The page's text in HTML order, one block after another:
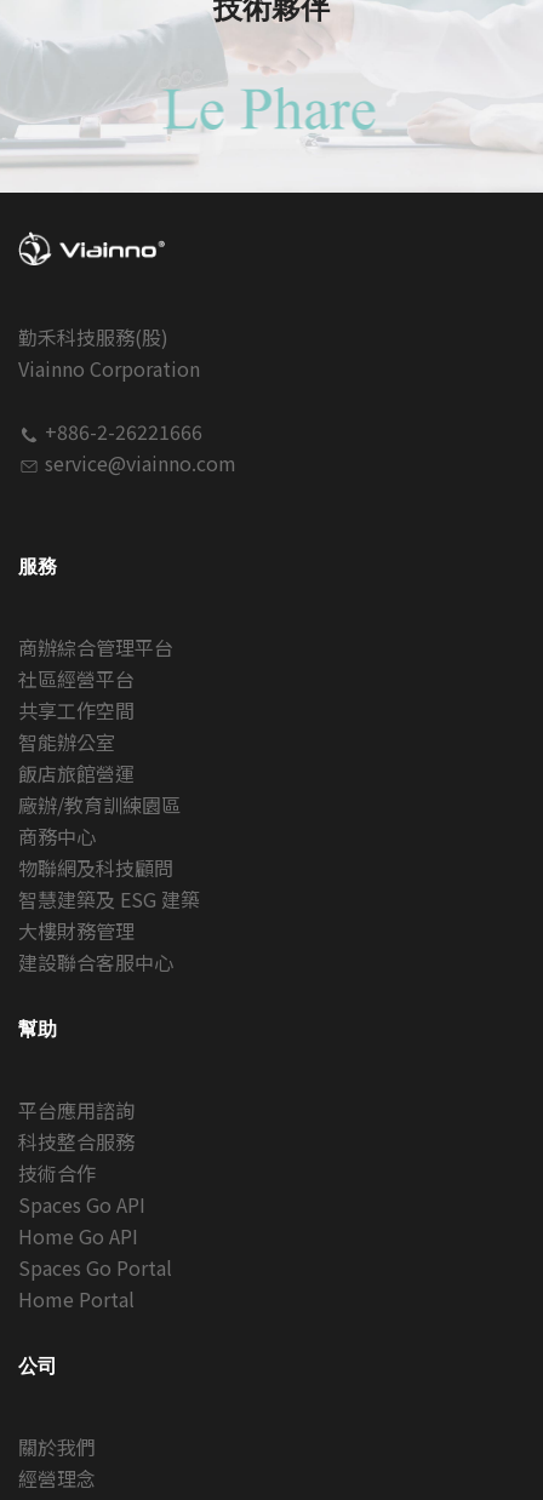
技術夥伴
勤禾科技服務(股)
Viainno Corporation
+886-2-26221666
service@viainno.com
服務
商辦綜合管理平台
社區經營平台
共享工作空間
智能辦公室
飯店旅館營運
廠辦/教育訓練園區
商務中心
物聯網及科技顧問
智慧建築及 ESG 建築
大樓財務管理
建設聯合客服中心
幫助
平台應用諮詢
科技整合服務
技術合作
Spaces Go API
Home Go API
Spaces Go Portal
Home Portal
公司
關於我們
經營理念